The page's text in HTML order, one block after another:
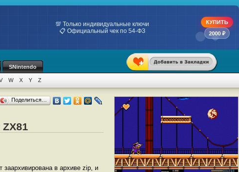
💯 Только индивидуальные ключи
📋 Официальный чек по 54-ФЗ
КУПИТЬ
2000 ₽
SNintendo
W X Y Z
Поделиться…
заархивирована в архиве zip, и